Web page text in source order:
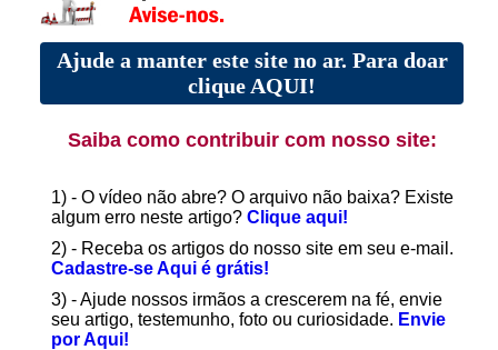
Ajude a manter este site no ar. Para doar
clique AQUI!
Saiba como contribuir com nosso site:
1) - O vídeo não abre? O arquivo não baixa? Existe
algum erro neste artigo? Clique aqui!
2) - Receba os artigos do nosso site em seu e-mail.
Cadastre-se Aqui é grátis!
3) - Ajude nossos irmãos a crescerem na fé, envie
seu artigo, testemunho, foto ou curiosidade. Envie
por Aqui!